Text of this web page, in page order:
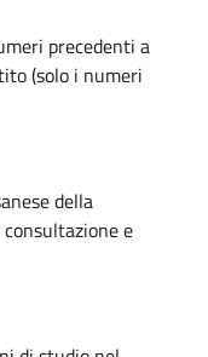
precedenti a
(solo i numeri
della
e